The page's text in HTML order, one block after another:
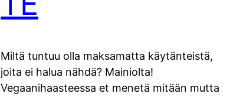
Miltä tuntuu olla maksamatta käytänteistä,
joita ei halua nähdä? Mainiolta!
Vegaanihaasteessa et menetä mitään mutta